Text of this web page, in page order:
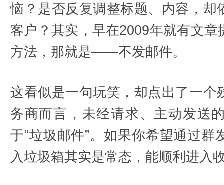
恼？是否反复调整标题、内容，却
客户？其实，早在2009年就有文
方法，那就是——不发邮件。
这看似是一句玩笑，却点出了一个
务商而言，未经请求、主动发送
于“垃圾邮件”。如果你希望通过群
入垃圾箱其实是常态，能顺利进入